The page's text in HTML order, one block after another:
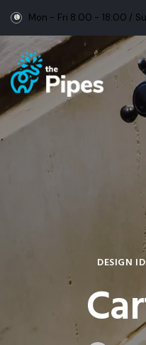
Mon - Fri 8:00 - 18:00 /
DESIGN